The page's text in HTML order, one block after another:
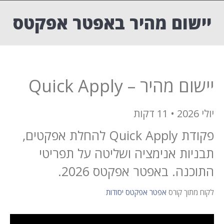
יישום מהיר באפטר אפקטס
יישום מהיר – Quick Apply
יולי 2026 • 11 דקות
פקודת Quick Apply להחלת אפקטים,
תבניות אנימציה ושליטה על תפריטי
התוכנה. באפטר אפקטס 2026.
לקוח מתוך קורס אפטר אפקטס יסודות